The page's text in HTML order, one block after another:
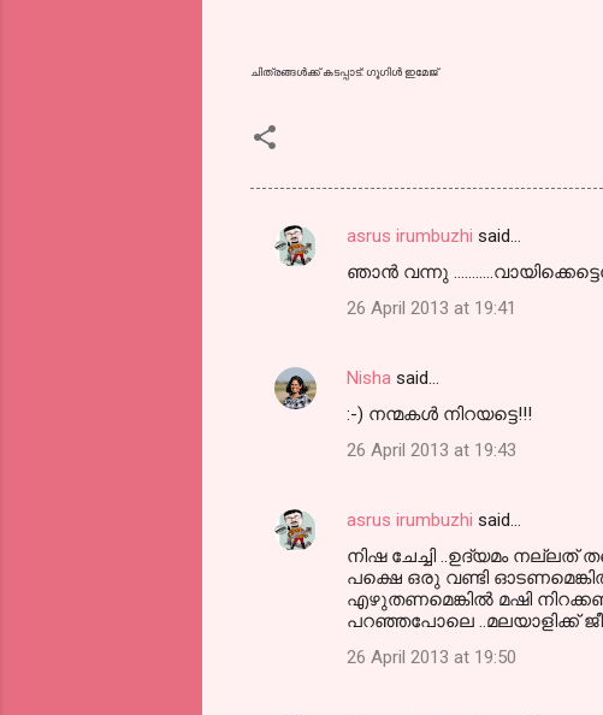
ചിത്രങ്ങള്‍ക്ക് കടപ്പാട്: ഗൂഗിള്‍ ഇമേജ്
C
e
asrus irumbuzhi said…
ഞാന്‍ വന്നു
26 April 2013 at 19:41
Nisha said…
:-) നന്മകള്‍ നിറയട്ടെ!!!
26 April 2013 at 19:43
asrus irumbuzhi said…
നിഷ ചേച്ചി ..ഉദ്യമം
പക്ഷെ ഒരു വണ്ടി
എഴുതണമെങ്കില്‍ മഷി
പറഞ്ഞപോലെ ..മലയാളിക്ക്
26 April 2013 at 19:50